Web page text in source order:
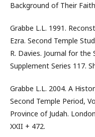
Background of Their
Grabbe L.L. 1991.
Еzra. Second Temple
R. Davies. Journal for
Supplement Series 117.
Grabbe L.L. 2004. A
Second Temple Period,
Province of Judah.
XXII + 472.